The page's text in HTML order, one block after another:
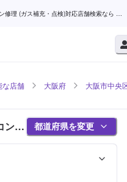
修理 (ガス補充・点検)対応店舗検索なら (1
な店舗 大阪府 大阪市中央
ン修
都道府県を変更